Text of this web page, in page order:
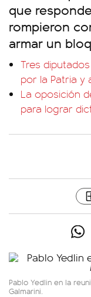
que
rompieron
armar un
Tres
por la Patria y
La oposición
para lograr
Pablo Yedlin en la
Galmarini.